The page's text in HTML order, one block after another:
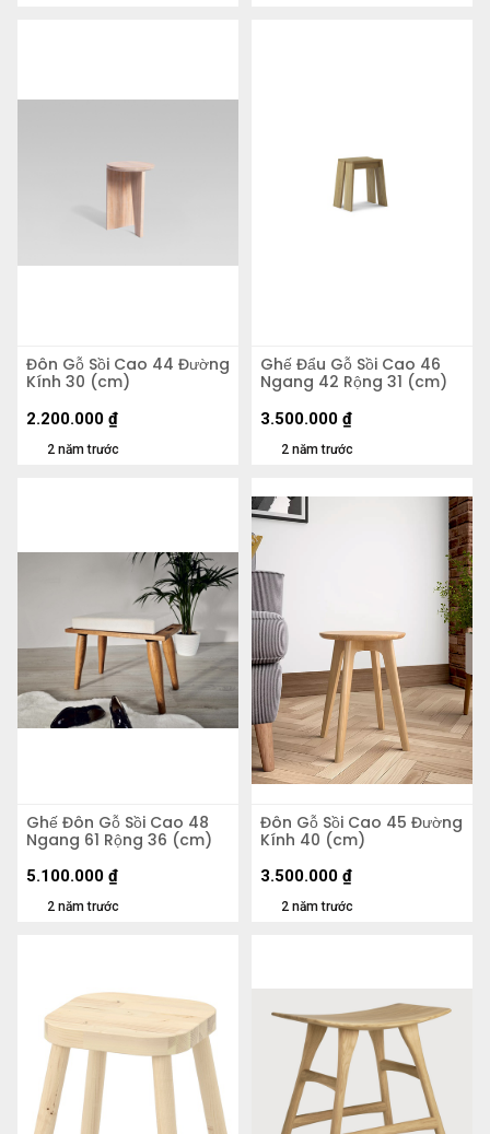
Đôn Gỗ Sồi Cao 44 Đường
Kính 30 (cm)
2 năm trước
2.200.000 ₫
Ghế Đẩu Gỗ Sồi Cao 46
Ngang 42 Rộng 31 (cm)
2 năm trước
3.500.000 ₫
Ghế Đôn Gỗ Sồi Cao 48
Ngang 61 Rộng 36 (cm)
2 năm trước
5.100.000 ₫
Đôn Gỗ Sồi Cao 45 Đường
Kính 40 (cm)
2 năm trước
3.500.000 ₫